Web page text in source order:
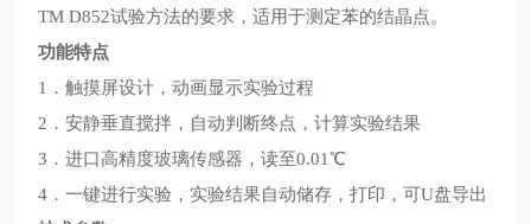
TM D852试验方法的要求，适用于测定苯的结晶点。
功能特点
1．触摸屏设计，动画显示实验过程
2．安静垂直搅拌，自动判断终点，计算实验结果
3．进口高精度玻璃传感器，读至0.01℃
4．一键进行实验，实验结果自动储存，打印，可U盘导出